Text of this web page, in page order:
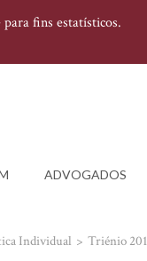
fins estatísticos.
ADVOGADOS
Individual Triénio